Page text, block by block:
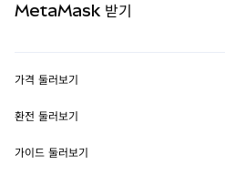
실물자산
MetaMask Connect
Snaps
MetaMask 받기
보안
가격 둘러보기
이더리움 가격
솔라나 가격
환전 둘러보기
ETH를 USD로 환전
가이드 둘러보기